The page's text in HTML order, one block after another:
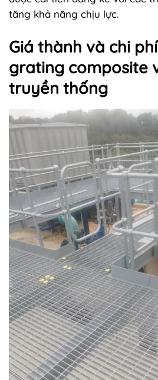
tăng khả năng chịu lực.
Giá thành và chi
grating composite
truyền thống